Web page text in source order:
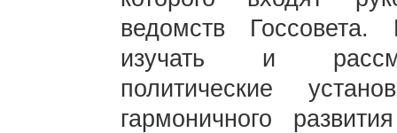
ведомств
изучать и
политические
гармоничного